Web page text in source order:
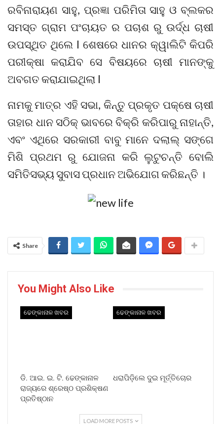
ରବିନାରାୟଣ ସାହୁ, ପ୍ରଜ୍ଞା ପରିମିତା ସାହୁ ଓ ବ୍ଲକର
ସମସ୍ତ ଗ୍ରାମ ପଂଚାୟତ ର ପଚାଶ ରୁ ଉର୍ଦ୍ଧ ଚାଷୀ
ଉପସ୍ଥିତ ଥିଲେ l ଶେଷରେ ଧାନର କ୍ୱାଲିଟି କିପରି
ପରୀକ୍ଷା କରାଯିବ ସେ ବିଷୟରେ ଚାଷୀ ମାନଙ୍କୁ
ଅବଗତ କରାଯାଇଥିଲା l
ନାମକୁ ମାତ୍ର ଏହି ସଭା, କିନ୍ତୁ ପ୍ରକୃତ ପକ୍ଷେ ଚାଷୀ
ତାହାର ଧାନ ସଠିକ୍ ଭାବରେ ବିକ୍ରି କରିପାରୁ ନାହାନ୍ତି,
ଏବଂ ଏଥିରେ ସରକାରୀ ବାବୁ ମାନେ ଦଲାଲ୍ ସଙ୍ଗେ
ମିଶି ପ୍ରଥମ ରୁ ଯୋଜନା କରି ଲୁଟୁଚନ୍ତି ବୋଲି
ସମିତିସଭ୍ୟ ସୁବାସ ପ୍ରଧାନ ଅଭିଯୋଗ କରିଛନ୍ତି ।
Share
You Might Also Like
ଢେଙ୍କାନାଳ ଖବର
ଡି. ଆଇ. ଇ. ଟି. ଢେଙ୍କାନାଳ
ରାଜ୍ୟରେ ଶ୍ରେଷ୍ଠ ପ୍ରଶିକ୍ଷଣ
ପ୍ରତିଷ୍ଠାନ
ଢେଙ୍କାନାଳ ଖବର
ଧରାପିଡ଼ିଲେ ଦୁଇ ମୂର୍ତ୍ତିଚୋର
LOAD MORE POSTS